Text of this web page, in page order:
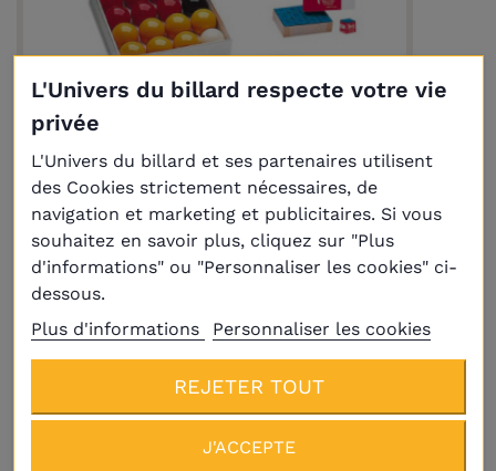
LivraisonPlus
Lot comprenant : billes, triangle, plateau
45,00 €
L'Univers du billard respecte votre vie
privée
L'Univers du billard et ses partenaires utilisent
des Cookies strictement nécessaires, de
navigation et marketing et publicitaires. Si vous
souhaitez en savoir plus, cliquez sur "Plus
d'informations" ou "Personnaliser les cookies" ci-
dessous.
Plus d'informations
Personnaliser les cookies
REJETER TOUT
J'ACCEPTE